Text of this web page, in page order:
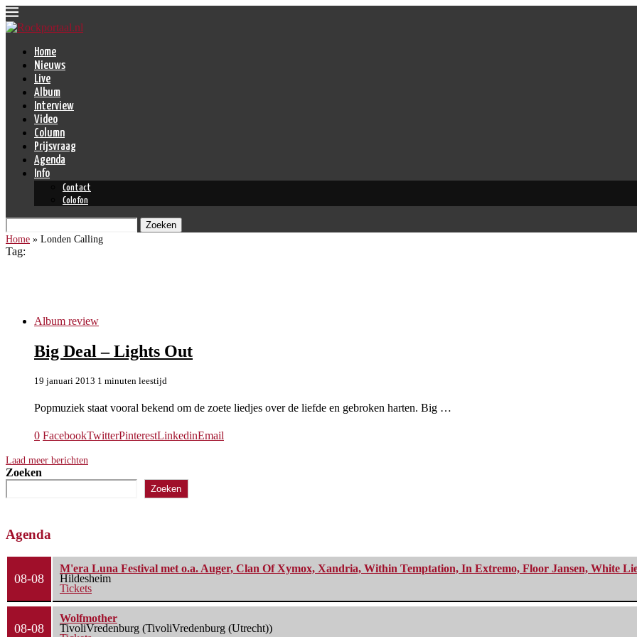
Home
Nieuws
Live
Album
Interview
Video
Column
Prijsvraag
Agenda
Info
Contact
Colofon
Zoeken
Home » Londen Calling
Tag:
Album review
Big Deal – Lights Out
19 januari 2013 1 minuten leestijd
Popmuziek staat vooral bekend om de zoete liedjes over de liefde en gebroken harten. Big …
0 FacebookTwitterPinterestLinkedinEmail
Laad meer berichten
Zoeken
Zoeken
Agenda
08-08
M'era Luna Festival met o.a. Auger, Clan Of Xymox, Xandria, Within Temptation, In Extremo, Floor Jansen, White
Hildesheim
Tickets
08-08
Wolfmother
TivoliVredenburg (TivoliVredenburg (Utrecht))